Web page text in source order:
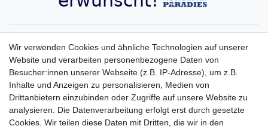
Aquaristik-Paradies Newsletter
E-MAIL **
Newsletter
Honig
Hiermit bestätige ich, dass ich dieDaten­schutz­erklärunggelesen habe. Meine
Einwilligung kann ich jederzeit widerrufen.**
Wir verwenden Cookies und ähnliche Technologien auf unserer
Website und verarbeiten personenbezogene Daten von
Besucher:innen unserer Webseite (z.B. IP-Adresse), um z.B.
Inhalte und Anzeigen zu personalisieren, Medien von
Drittanbietern einzubinden oder Zugriffe auf unsere Website zu
analysieren. Die Datenverarbeitung erfolgt erst durch gesetzte
Cookies. Wir teilen diese Daten mit Dritten, die wir in den